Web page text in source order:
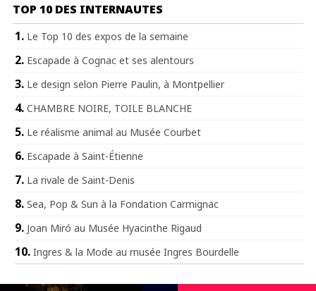
TOP 10 DES INTERNAUTES
Le Top 10 des expos de la semaine
Escapade à Cognac et ses alentours
Le design selon Pierre Paulin, à Montpellier
CHAMBRE NOIRE, TOILE BLANCHE
Le réalisme animal au Musée Courbet
Escapade à Saint-Étienne
La rivale de Saint-Denis
Sea, Pop & Sun à la Fondation Carmignac
Joan Miró au Musée Hyacinthe Rigaud
Ingres & la Mode au musée Ingres Bourdelle